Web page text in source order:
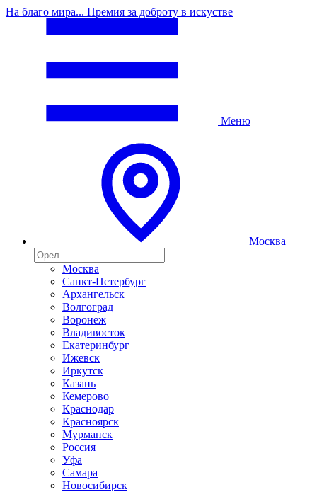
На благо мира... Премия за доброту в искустве
Меню
Москва
Москва
Санкт-Петербург
Архангельск
Волгоград
Воронеж
Владивосток
Екатеринбург
Ижевск
Иркутск
Казань
Кемерово
Краснодар
Красноярск
Мурманск
Россия
Уфа
Самара
Новосибирск